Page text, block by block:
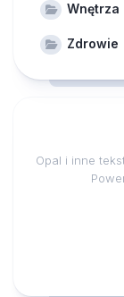
Wnętrza
Zdrowie
Opal i inne